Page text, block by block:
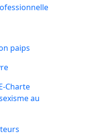
paips
Charte
au